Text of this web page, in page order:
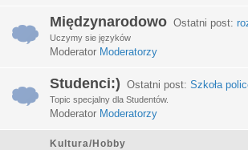
Międzynarodowo Ostatni post:
Uczymy sie języków
Moderator Moderatorzy
Studenci:) Ostatni post: Szkoła
Topic specjalny dla Studentów.
Moderator Moderatorzy
Kultura/Hobby